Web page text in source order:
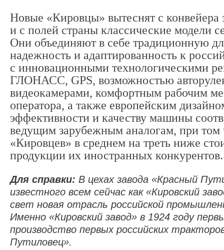
Новые «Кировцы» вытеснят с конвейера
и с полей страны классические модели
Они объединяют в себе традиционную
надежность и адаптированность к
с инновационными технологическими
ГЛОНАСС, GPS, возможностью
видеокамерами, комфортным рабочим
оператора, а также европейским
эффективности и качеству машины
ведущим зарубежным аналогам, при том
«Кировцев» в среднем на треть ниже
продукции их иностранных конкурентов.
Для справки: В цехах завода «Красный
известного всем сейчас как «Кировский
свет новая отрасль российской
Именно «Кировский завод» в 1924 году
производство первых российских
Путиловец».